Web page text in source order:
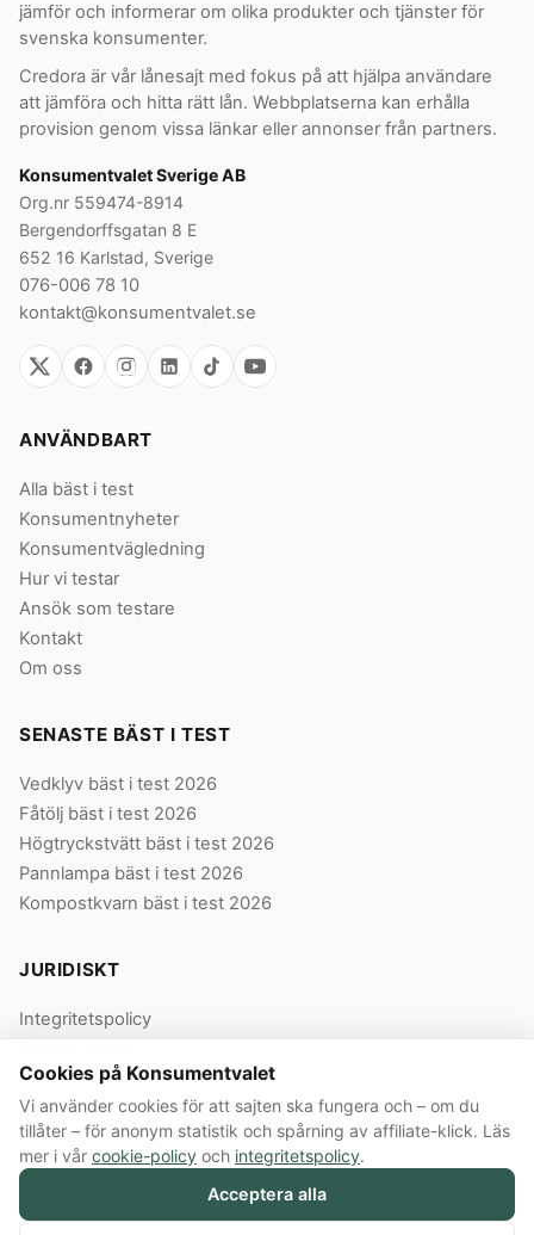
jämför och informerar om olika produkter och tjänster för
svenska konsumenter.
Credora är vår lånesajt med fokus på att hjälpa användare
att jämföra och hitta rätt lån. Webbplatserna kan erhålla
provision genom vissa länkar eller annonser från partners.
Konsumentvalet Sverige AB
Org.nr 559474-8914
Bergendorffsgatan 8 E
652 16 Karlstad, Sverige
076-006 78 10
kontakt@konsumentvalet.se
ANVÄNDBART
Alla bäst i test
Konsumentnyheter
Konsumentvägledning
Hur vi testar
Ansök som testare
Kontakt
Om oss
SENASTE BÄST I TEST
Vedklyv bäst i test 2026
Fåtölj bäst i test 2026
Högtryckstvätt bäst i test 2026
Pannlampa bäst i test 2026
Kompostkvarn bäst i test 2026
JURIDISKT
Integritetspolicy
Användarvillkor
Våra villkor
© 2026 Konsumentvalet Sverige AB · Org.nr 559474-8914 · Bergendorffsgatan
8 E, 652 16 Karlstad
Cookies på Konsumentvalet
Vi använder cookies för att sajten ska fungera och – om du
tillåter – för anonym statistik och spårning av affiliate-klick. Läs
mer i vår cookie-policy och integritetspolicy.
Acceptera alla